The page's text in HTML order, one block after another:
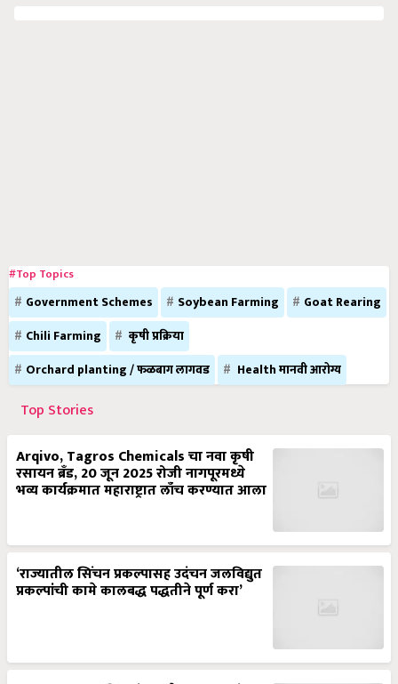
#Top Topics
Government Schemes Soybean Farming
Goat Rearing
Chili Farming
कृषी प्रक्रिया
Orchard planting / फळबाग लागवड
Health मानवी आरोग्य
Top Stories
Arqivo, Tagros Chemicals चा नवा कृषी
रसायन ब्रँड, 20 जून 2025 रोजी नागपूरमध्ये
भव्य कार्यक्रमात महाराष्ट्रात लाँच करण्यात आला
‘राज्यातील सिंचन प्रकल्पासह उदंचन जलविद्युत
प्रकल्पांची कामे कालबद्ध पद्धतीने पूर्ण करा’